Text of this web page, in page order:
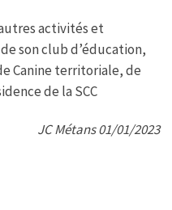
activités et
son club d’éducation,
Canine territoriale, de
de la SCC
JC Métans 01/01/2023